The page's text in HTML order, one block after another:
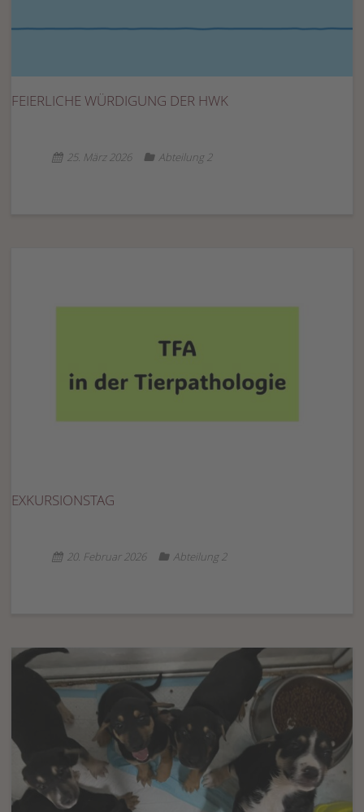
FEIERLICHE WÜRDIGUNG DER HWK
25. März 2026 Abteilung 2
EXKURSIONSTAG
20. Februar 2026 Abteilung 2